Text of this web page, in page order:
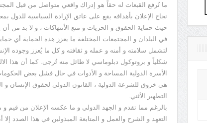
ما تُرفع القبعات له حقاً هو إدراك واقعي متواصل من قبل
نجاح الإعلان بأهدافه يقع على عاتق الإرادة السياسية للدول
حيث حماية الحقوق و الحريات و منع الأنتهاكات ، و لا بد من
في البلدان و المجتمعات المختلفة ما يعزز هذه الحماية أي
لتشمل سلامته و أمنه و عمله و ثقافته و كل ما يُعزز وجوده
شكلياً و بروتوكول دبلوماسي لا طائل منه تُرجى. كما أن هذا
الأسرة الدولية المساحة و الأدوات في حال فشل بعض
هي خروق للشرعة الدولية ، القانون الدولي لحقوق الإنسان و
التطهير الأثني.
بالرغم مما تقدم و الجهد الدولي و ما عكسه الإعلان من قيم
التعهد و الشرح والعمل و المتابعة المبذولين في هذا الصدد